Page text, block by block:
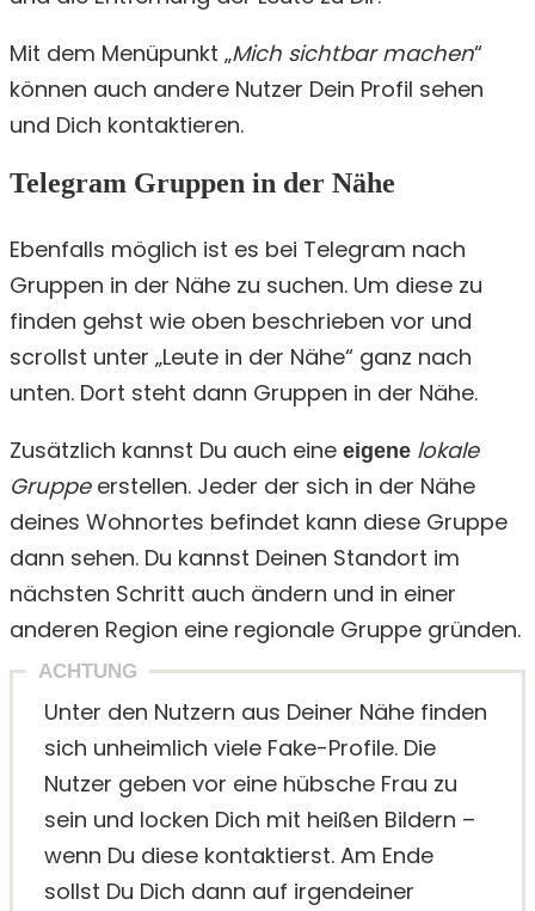
Mit dem Menüpunkt „Mich sichtbar machen“
können auch andere Nutzer Dein Profil sehen
und Dich kontaktieren.
Telegram Gruppen in der Nähe
Ebenfalls möglich ist es bei Telegram nach
Gruppen in der Nähe zu suchen. Um diese zu
finden gehst wie oben beschrieben vor und
scrollst unter „Leute in der Nähe“ ganz nach
unten. Dort steht dann Gruppen in der Nähe.
Zusätzlich kannst Du auch eine eigene lokale
Gruppeerstellen. Jeder der sich in der Nähe
deines Wohnortes befindet kann diese Gruppe
dann sehen. Du kannst Deinen Standort im
nächsten Schritt auch ändern und in einer
anderen Region eine regionale Gruppe gründen.
ACHTUNG
Unter den Nutzern aus Deiner Nähe finden
sich unheimlich viele Fake-Profile. Die
Nutzer geben vor eine hübsche Frau zu
sein und locken Dich mit heißen Bildern –
wenn Du diese kontaktierst. Am Ende
sollst Du Dich dann auf irgendeiner